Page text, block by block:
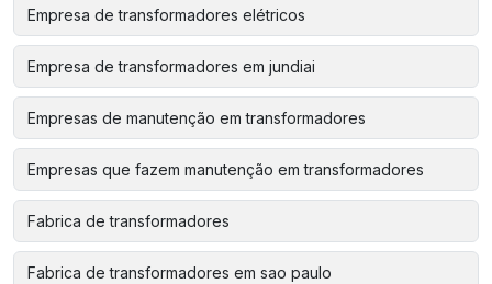
Empresa de transformadores elétricos
Empresa de transformadores em jundiai
Empresas de manutenção em transformadores
Empresas que fazem manutenção em transformadores
Fabrica de transformadores
Fabrica de transformadores em sao paulo